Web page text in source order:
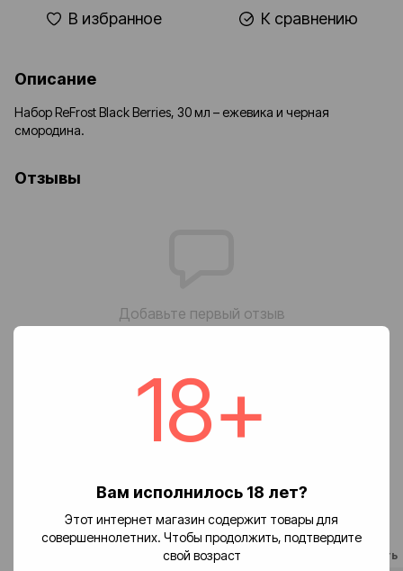
18+
Вам исполнилось 18 лет?
Этот интернет магазин содержит товары для
совершеннолетних. Чтобы продолжить, подтвердите
свой возраст
В избранное К сравнению
Описание
Набор ReFrost Black Berries, 30 мл – ежевика и черная
смородина.
Отзывы
Добавьте первый отзыв
Написать отзыв
Доставка Оплата
🚚 Стоимость доставки
«Новая почта».
Стоимость